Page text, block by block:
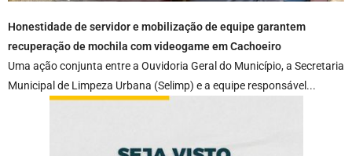
Honestidade de servidor e mobilização de equipe garantem
recuperação de mochila com videogame em Cachoeiro
Uma ação conjunta entre a Ouvidoria Geral do Município, a Secretaria
Municipal de Limpeza Urbana (Selimp) e a equipe responsável...